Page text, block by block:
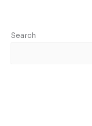
Search